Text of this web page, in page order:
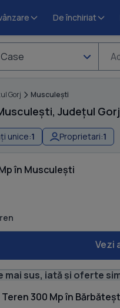
De închiriat
Case
Gorj Musculeşti
Județul
unice:1 Proprietari:1
în Musculești
Vezi
mai sus, iată și oferte
300 Mp în